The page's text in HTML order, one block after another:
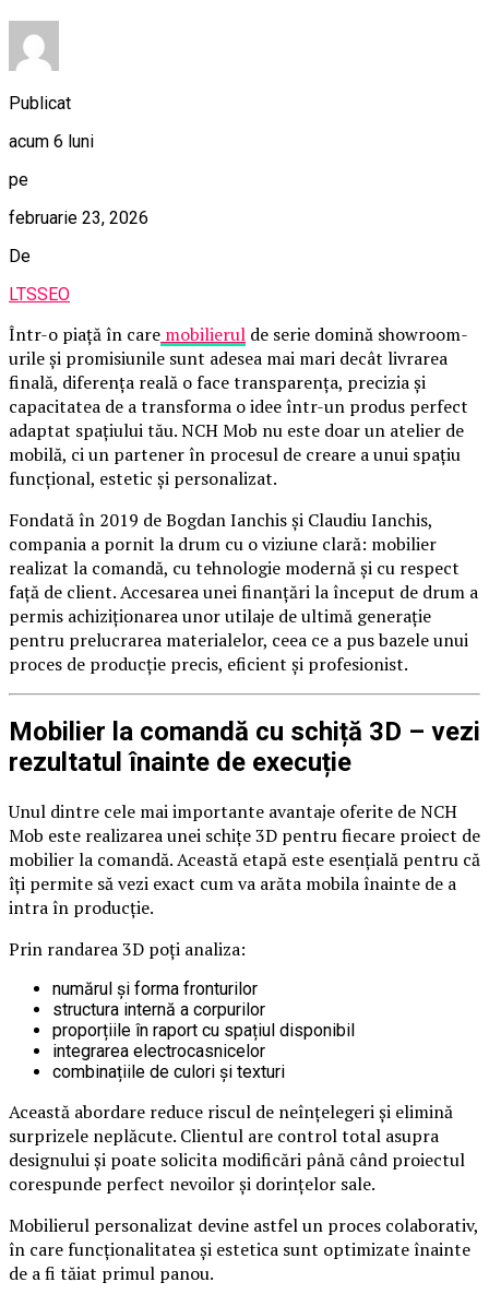
Publicat
acum 6 luni
pe
februarie 23, 2026
De
LTSSEO
Într-o piață în care mobilierul de serie domină showroom-
urile și promisiunile sunt adesea mai mari decât livrarea
finală, diferența reală o face transparența, precizia și
capacitatea de a transforma o idee într-un produs perfect
adaptat spațiului tău. NCH Mob nu este doar un atelier de
mobilă, ci un partener în procesul de creare a unui spațiu
funcțional, estetic și personalizat.
Fondată în 2019 de Bogdan Ianchis și Claudiu Ianchis,
compania a pornit la drum cu o viziune clară: mobilier
realizat la comandă, cu tehnologie modernă și cu respect
față de client. Accesarea unei finanțări la început de drum a
permis achiziționarea unor utilaje de ultimă generație
pentru prelucrarea materialelor, ceea ce a pus bazele unui
proces de producție precis, eficient și profesionist.
Mobilier la comandă cu schiță 3D – vezi
rezultatul înainte de execuție
Unul dintre cele mai importante avantaje oferite de NCH
Mob este realizarea unei schițe 3D pentru fiecare proiect de
mobilier la comandă. Această etapă este esențială pentru că
îți permite să vezi exact cum va arăta mobila înainte de a
intra în producție.
Prin randarea 3D poți analiza:
numărul și forma fronturilor
structura internă a corpurilor
proporțiile în raport cu spațiul disponibil
integrarea electrocasnicelor
combinațiile de culori și texturi
Această abordare reduce riscul de neînțelegeri și elimină
surprizele neplăcute. Clientul are control total asupra
designului și poate solicita modificări până când proiectul
corespunde perfect nevoilor și dorințelor sale.
Mobilierul personalizat devine astfel un proces colaborativ,
în care funcționalitatea și estetica sunt optimizate înainte
de a fi tăiat primul panou.